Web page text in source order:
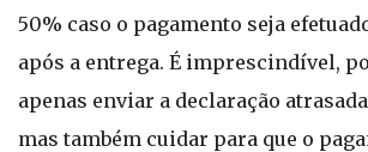
50% caso o pagamento seja
após a entrega. É imprescindível,
apenas enviar a declaração
mas também cuidar para que o